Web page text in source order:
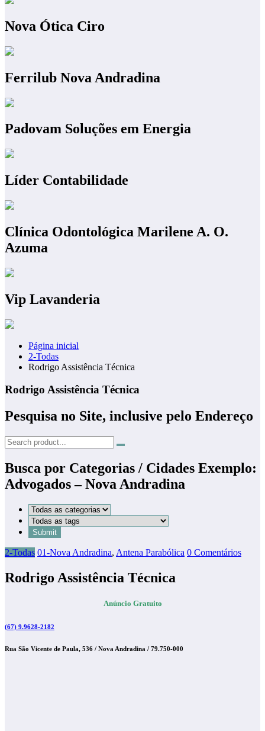
Nova Ótica Ciro
Ferrilub Nova Andradina
Padovam Soluções em Energia
Líder Contabilidade
Clínica Odontológica Marilene A. O.
Azuma
Vip Lavanderia
Página inicial
2-Todas
Rodrigo Assistência Técnica
Rodrigo Assistência Técnica
Pesquisa no Site, inclusive pelo Endereço
Busca por Categorias / Cidades Exemplo:
Advogados – Nova Andradina
2-Todas 01-Nova Andradina, Antena Parabólica 0 Comentários
Rodrigo Assistência Técnica
Anúncio Gratuito
(67) 9.9628-2182
Rua São Vicente de Paula, 536 / Nova Andradina / 79.750-000